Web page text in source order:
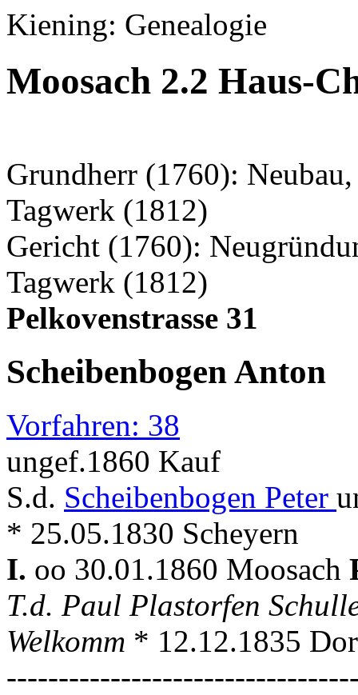
Kiening: Genealogie
Moosach 2.2 Haus-
Grundherr (1760):
Tagwerk (1812)
Gericht (1760):
Tagwerk (1812)
Pelkovenstrasse 31
Scheibenbogen Anton
Vorfahren: 38
ungef.1860 Kauf
S.d. Scheibenbogen Peter
* 25.05.1830 Scheyern
I. oo 30.01.1860 Moosach
T.d. Paul Plastorfen
Welkomm * 12.12.1835